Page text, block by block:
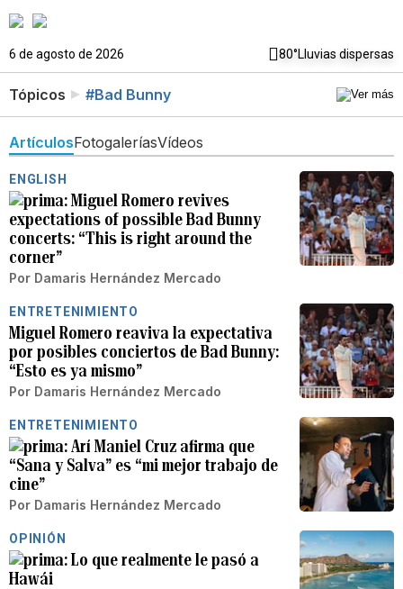
6 de agosto de 2026 80°Lluvias dispersas
Tópicos #Bad Bunny
ArtículosFotogaleríasVídeos
ENGLISH
Miguel Romero revives
expectations of possible Bad Bunny
concerts: “This is right around the
corner”
Por Damaris Hernández Mercado
ENTRETENIMIENTO
Miguel Romero reaviva la expectativa
por posibles conciertos de Bad Bunny:
“Esto es ya mismo”
Por Damaris Hernández Mercado
ENTRETENIMIENTO
Arí Maniel Cruz afirma que
“Sana y Salva” es “mi mejor trabajo de
cine”
Por Damaris Hernández Mercado
OPINIÓN
Lo que realmente le pasó a
Hawái